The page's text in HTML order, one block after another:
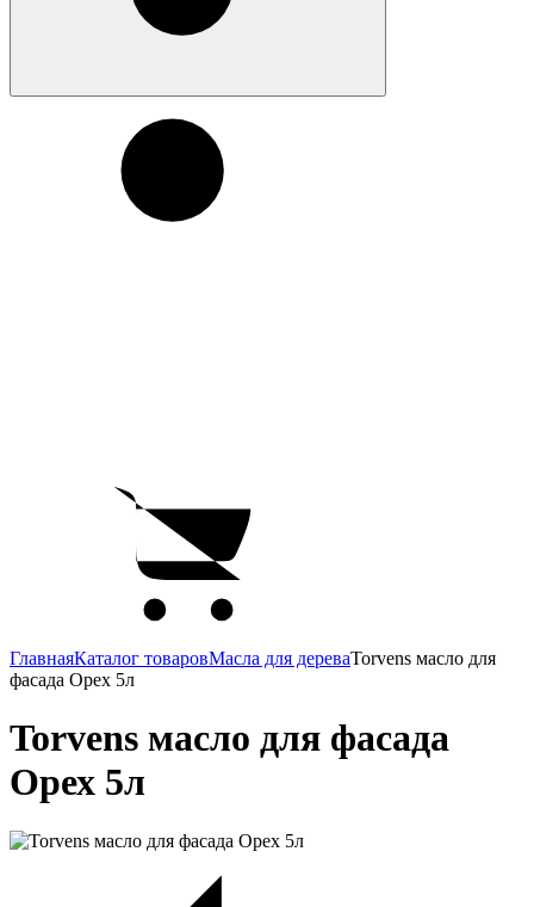
ГлавнаяКаталог товаровМасла для дереваTorvens масло для
фасада Орех 5л
Torvens масло для фасада
Орех 5л